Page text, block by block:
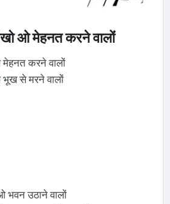
ओ मेहनत करने वालोंं
करने वालों
से मरने वालों
उठाने वालों